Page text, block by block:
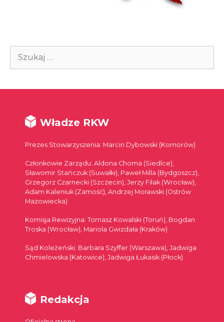
Szukaj:
Władze RKW
Prezes Stowarzyszenia: Marcin Dybowski (Komorów)
Członkowie Zarządu: Aldona Choma (Siedlce),
Sławomir Stańczuk (Suwałki), Paweł Milla (Bydgoszcz),
Grzegorz Czarnecki (Szczecin), Jerzy Filak (Wrocław),
Adam Kaleniuk (Zamość), Andrzej Morawski (Ostrów
Mazowiecka)
Komisja Rewizyjna: Tomasz Kowalski (Toruń), Bogdan
Troska (Wrocław), Mariola Gwizdała (Kraków)
Sąd Koleżeński: Barbara Szyffer (Warszawa), Jadwiga
Chmielowska (Katowice), Jadwiga Łukasik (Płock)
Redakcja